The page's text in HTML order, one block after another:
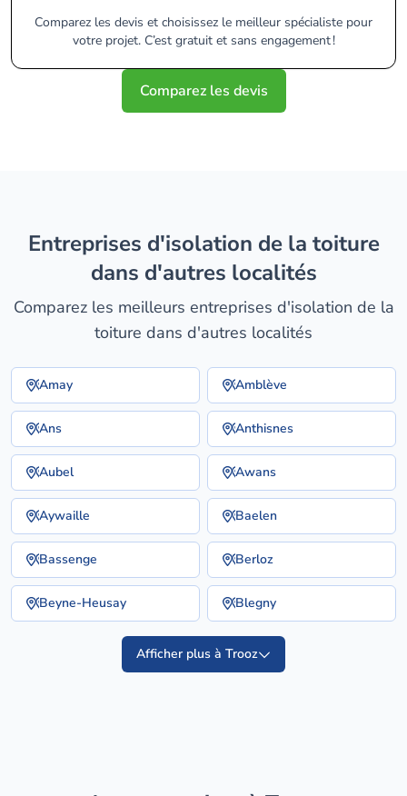
Comparez les devis et choisissez le meilleur spécialiste pour
votre projet. C’est gratuit et sans engagement !
Comparez les devis
entreprises d'isolation de la toiture
dans d'autres localités
Comparez les meilleurs entreprises d'isolation de la
toiture dans d'autres localités
Amay Amblève
Ans Anthisnes
Aubel Awans
Aywaille Baelen
Bassenge Berloz
Beyne-Heusay Blegny
Afficher plus à Trooz